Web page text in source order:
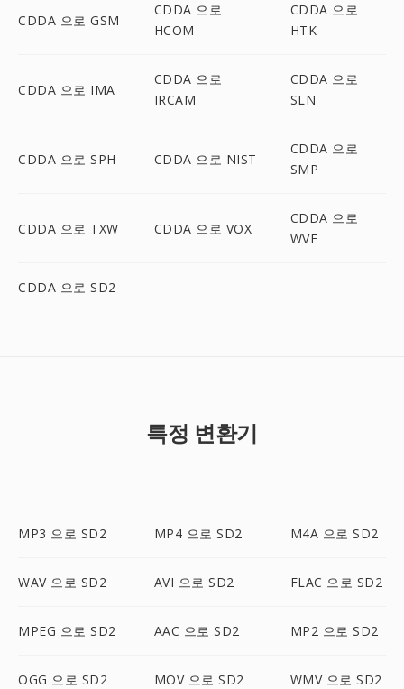
CDDA 으로 GSM
CDDA 으로
HCOM
CDDA 으로
HTK
CDDA 으로 IMA
CDDA 으로
IRCAM
CDDA 으로
SLN
CDDA 으로 SPH CDDA 으로 NIST
CDDA 으로
SMP
CDDA 으로 TXW CDDA 으로 VOX
CDDA 으로
WVE
CDDA 으로 SD2
특정 변환기
MP3 으로 SD2 MP4 으로 SD2 M4A 으로 SD2
WAV 으로 SD2 AVI 으로 SD2 FLAC 으로 SD2
MPEG 으로 SD2 AAC 으로 SD2 MP2 으로 SD2
OGG 으로 SD2 MOV 으로 SD2 WMV 으로 SD2